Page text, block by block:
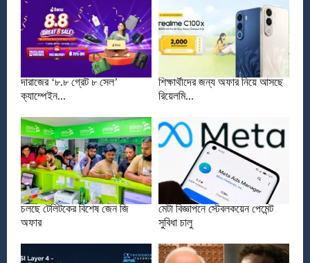
দারাজের ‘৮.৮ গ্রেট ৮ সেল’
ক্যাম্পেইন...
শিক্ষার্থীদের জন্য অফার নিয়ে আসছে
রিয়েলমি...
চলছে টেলিটকের বিশেষ জেন জি
অফার
মেটা বিজ্ঞাপনে স্টেবলকয়েন পেমেন্ট
সুবিধা চালু